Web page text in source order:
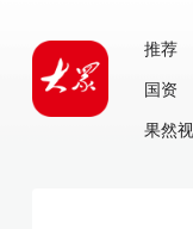
推荐
国资
果然